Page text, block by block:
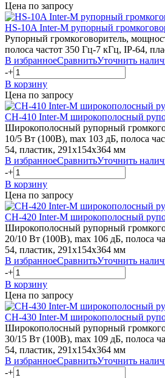
Цена по запросу
HS-10A Inter-M рупорный
Рупорный громкоговоритель,
полоса частот 350 Гц-7 кГц, IP-64,
В избранноеСравнитьУточнить
-+
В корзину
Цена по запросу
CH-410 Inter-M широкополосный
Широкополосный рупорный
10/5 Вт (100В), max 103 дБ, полоса
54, пластик, 291х154х364 мм
В избранноеСравнитьУточнить
-+
В корзину
Цена по запросу
CH-420 Inter-M широкополосный
Широкополосный рупорный
20/10 Вт (100В), max 106 дБ, полоса
54, пластик, 291х154х364 мм
В избранноеСравнитьУточнить
-+
В корзину
Цена по запросу
CH-430 Inter-M широкополосный
Широкополосный рупорный
30/15 Вт (100В), max 109 дБ, полоса
54, пластик, 291х154х364 мм
В избранноеСравнитьУточнить
-+